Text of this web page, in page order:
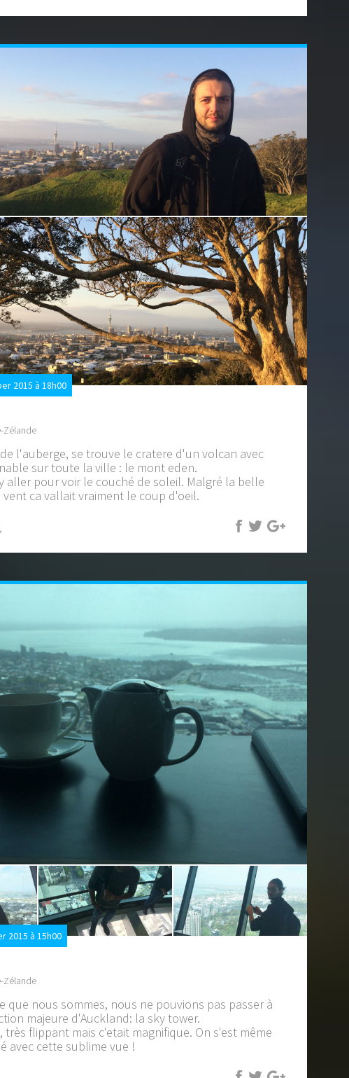
2015 à 18h00
Zélande
l'auberge, se trouve le cratere d'un volcan avec
sur toute la ville : le mont eden.
aller pour voir le couché de soleil. Malgré la belle
ca vallait vraiment le coup d'oeil.
2015 à 15h00
Zélande
que nous sommes, nous ne pouvions pas passer à
majeure d'Auckland: la sky tower.
très flippant mais c'etait magnifique. On s'est même
avec cette sublime vue !